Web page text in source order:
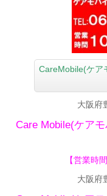
CareMobile(ケア
大阪府
Care Mobile(ケア
【営業時
大阪府